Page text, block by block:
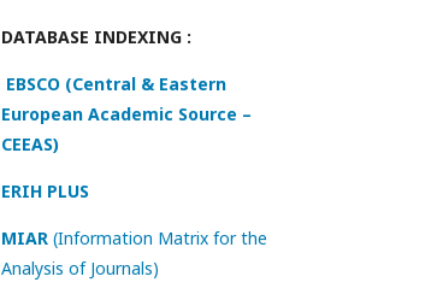
DATABASE INDEXING :
EBSCO (Central & Eastern
European Academic Source –
CEEAS)
ERIH PLUS
MIAR (Information Matrix for the
Analysis of Journals)